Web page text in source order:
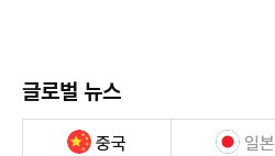
글로벌 뉴스
중국 일본